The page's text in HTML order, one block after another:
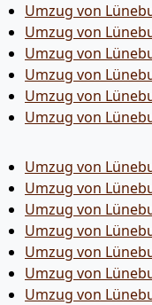
Umzug von
Umzug von
Umzug von
Umzug von
Umzug von
Umzug von
Umzug von
Umzug von
Umzug von
Umzug von
Umzug von
Umzug von
Umzug von